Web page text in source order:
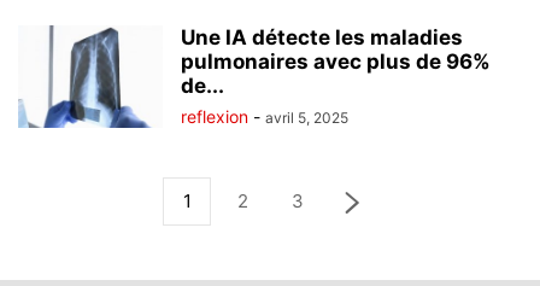
Une IA détecte les maladies
pulmonaires avec plus de 96%
de...
reflexion - avril 5, 2025
1 2 3